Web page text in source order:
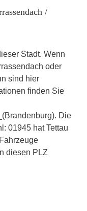
/
Stadt. Wenn
oder
sind hier
finden Sie
Die
01945 hat Tettau
diesen PLZ